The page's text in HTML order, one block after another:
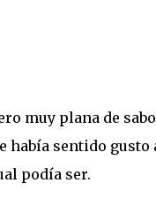
muy plana de
sentido gusto
podía ser.